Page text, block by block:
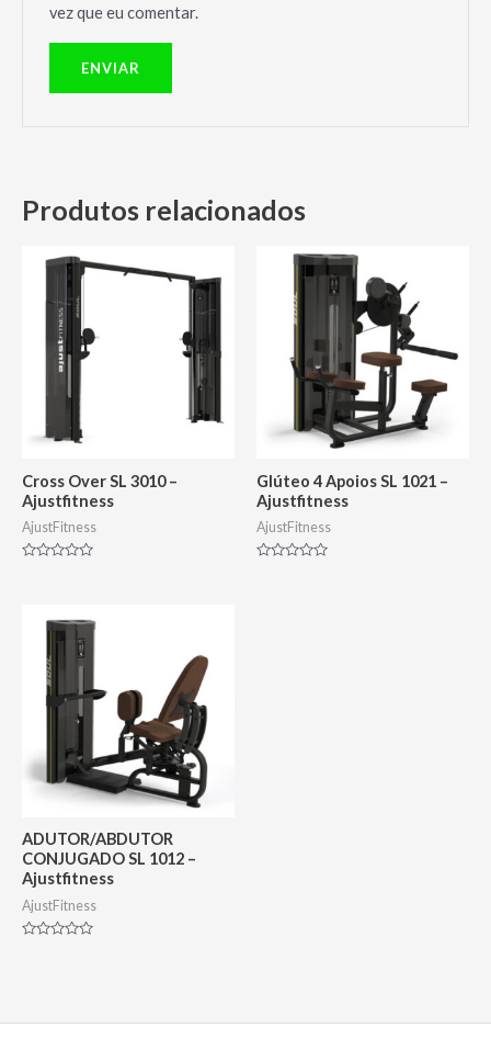
vez que eu comentar.
Produtos relacionados
Cross Over SL 3010 –
Ajustfitness
AjustFitness
Glúteo 4 Apoios SL 1021 –
Ajustfitness
AjustFitness
ADUTOR/ABDUTOR
CONJUGADO SL 1012 –
Ajustfitness
AjustFitness